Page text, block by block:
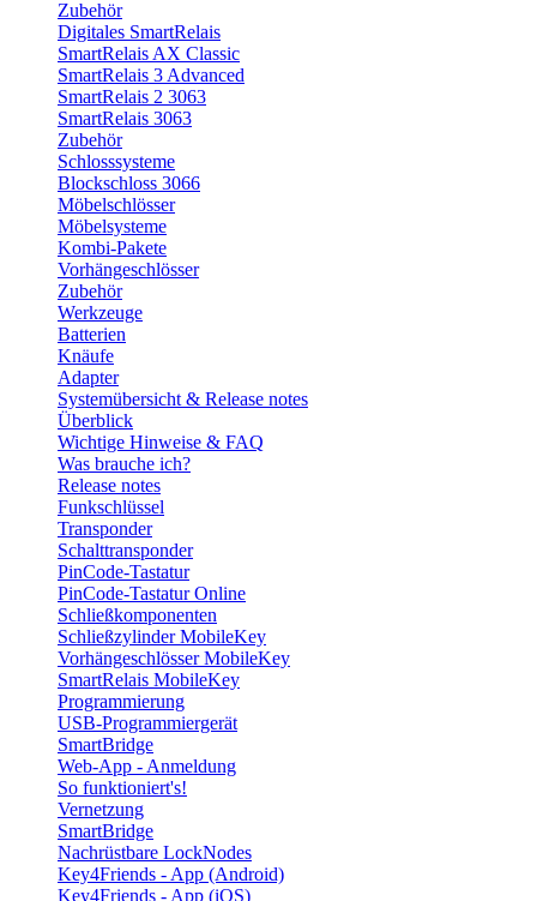
Zubehör
Digitales SmartRelais
SmartRelais AX Classic
SmartRelais 3 Advanced
SmartRelais 2 3063
SmartRelais 3063
Zubehör
Schlosssysteme
Blockschloss 3066
Möbelschlösser
Möbelsysteme
Kombi-Pakete
Vorhängeschlösser
Zubehör
Werkzeuge
Batterien
Knäufe
Adapter
Systemübersicht & Release notes
Überblick
Wichtige Hinweise & FAQ
Was brauche ich?
Release notes
Funkschlüssel
Transponder
Schalttransponder
PinCode-Tastatur
PinCode-Tastatur Online
Schließkomponenten
Schließzylinder MobileKey
Vorhängeschlösser MobileKey
SmartRelais MobileKey
Programmierung
USB-Programmiergerät
SmartBridge
Web-App - Anmeldung
So funktioniert's!
Vernetzung
SmartBridge
Nachrüstbare LockNodes
Key4Friends - App (Android)
Key4Friends - App (iOS)